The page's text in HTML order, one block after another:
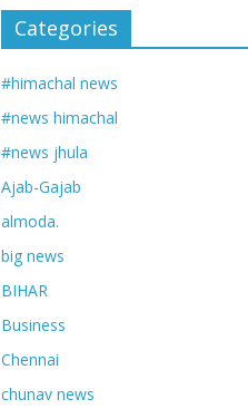
Categories
#himachal news
#news himachal
#news jhula
Ajab-Gajab
almoda.
big news
BIHAR
Business
Chennai
chunav news